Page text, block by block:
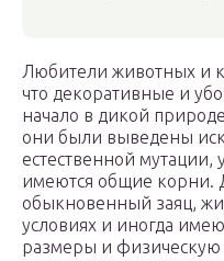
Любители животных и
что декоративные и
начало в дикой
они были выведены
естественной
имеются общие корни.
обыкновенный заяц,
условиях и иногда
размеры и физическую